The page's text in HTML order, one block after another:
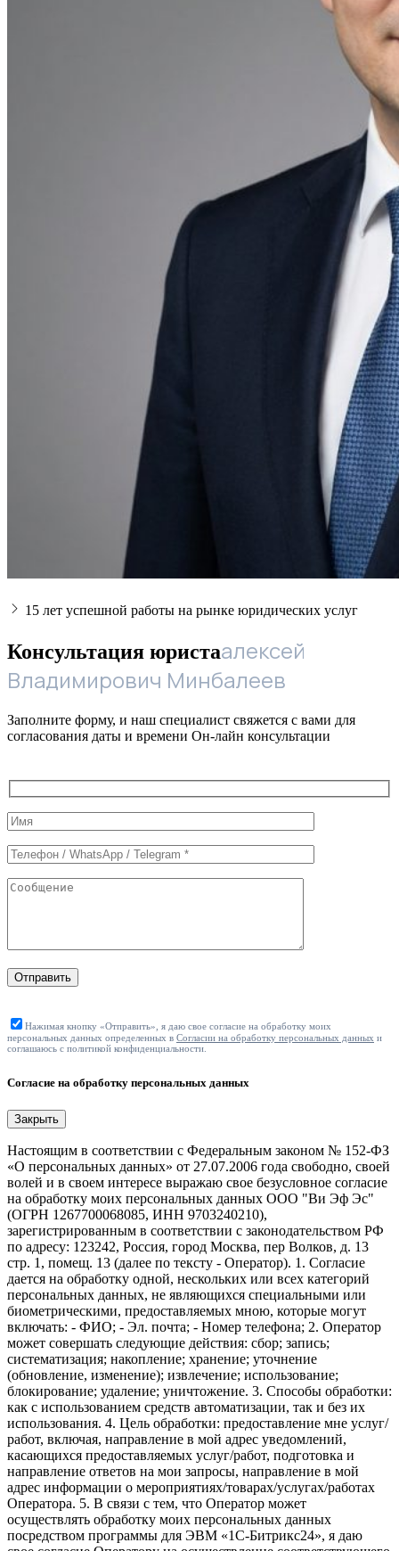
15 лет успешной работы на рынке юридических услуг
Консультация юристаалексей
Владимирович Минбалеев
Заполните форму, и наш специалист свяжется с вами для
согласования даты и времени Он-лайн консультации
Служебные
поля
формы
Отправить
Нажимая кнопку «Отправить», я даю свое согласие на обработку моих
персональных данных определенных в Согласии на обработку персональных данных и
соглашаюсь с политикой конфиденциальности.
Согласие на обработку персональных данных
Закрыть
Настоящим в соответствии с Федеральным законом № 152-ФЗ
«О персональных данных» от 27.07.2006 года свободно, своей
волей и в своем интересе выражаю свое безусловное согласие
на обработку моих персональных данных ООО "Ви Эф Эс"
(ОГРН 1267700068085, ИНН 9703240210),
зарегистрированным в соответствии с законодательством РФ
по адресу: 123242, Россия, город Москва, пер Волков, д. 13
стр. 1, помещ. 13 (далее по тексту - Оператор). 1. Согласие
дается на обработку одной, нескольких или всех категорий
персональных данных, не являющихся специальными или
биометрическими, предоставляемых мною, которые могут
включать: - ФИО; - Эл. почта; - Номер телефона; 2. Оператор
может совершать следующие действия: сбор; запись;
систематизация; накопление; хранение; уточнение
(обновление, изменение); извлечение; использование;
блокирование; удаление; уничтожение. 3. Способы обработки:
как с использованием средств автоматизации, так и без их
использования. 4. Цель обработки: предоставление мне услуг/
работ, включая, направление в мой адрес уведомлений,
касающихся предоставляемых услуг/работ, подготовка и
направление ответов на мои запросы, направление в мой
адрес информации о мероприятиях/товарах/услугах/работах
Оператора. 5. В связи с тем, что Оператор может
осуществлять обработку моих персональных данных
посредством программы для ЭВМ «1С-Битрикс24», я даю